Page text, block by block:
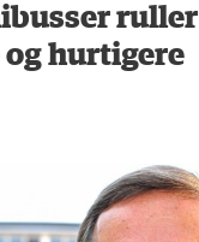
ruller
hurtigere